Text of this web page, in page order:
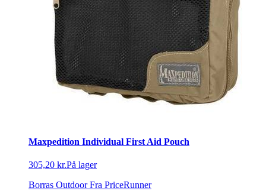
Maxpedition Individual First Aid Pouch
305,20 kr.På lager
Borras Outdoor Fra PriceRunner